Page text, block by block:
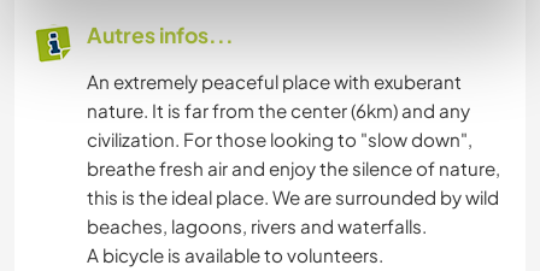
Autres infos...
An extremely peaceful place with exuberant
nature. It is far from the center (6km) and any
civilization. For those looking to "slow down",
breathe fresh air and enjoy the silence of nature,
this is the ideal place. We are surrounded by wild
beaches, lagoons, rivers and waterfalls.
A bicycle is available to volunteers.